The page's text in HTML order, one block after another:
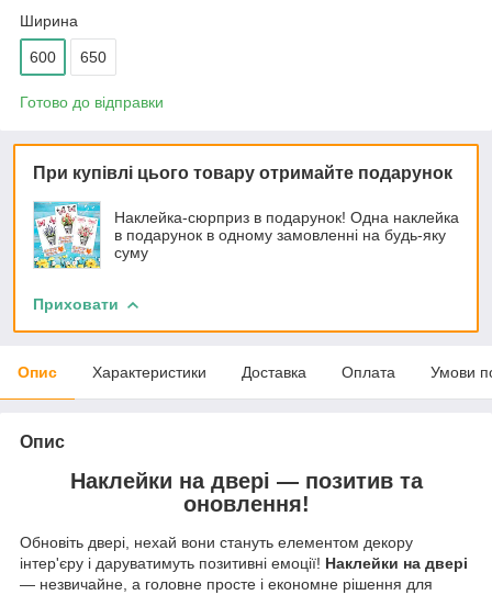
Ширина
600 650
Готово до відправки
При купівлі цього товару отримайте подарунок
Наклейка-сюрприз в подарунок! Одна наклейка
в подарунок в одному замовленні на будь-яку
суму
Приховати
Опис Характеристики Доставка Оплата Умови
Опис
Наклейки на двері — позитив та
оновлення!
Обновіть двері, нехай вони стануть елементом декору
інтер'єру і даруватимуть позитивні емоції! Наклейки на двері
— незвичайне, а головне просте і економне рішення для